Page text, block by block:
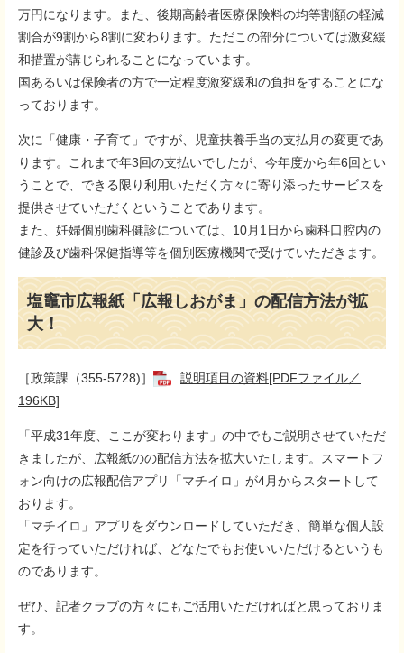
万円になります。また、後期高齢者医療保険料の均等割額の軽減
割合が9割から8割に変わります。ただこの部分については激変緩
和措置が講じられることになっています。
国あるいは保険者の方で一定程度激変緩和の負担をすることにな
っております。
次に「健康・子育て」ですが、児童扶養手当の支払月の変更であ
ります。これまで年3回の支払いでしたが、今年度から年6回とい
うことで、できる限り利用いただく方々に寄り添ったサービスを
提供させていただくということであります。
また、妊婦個別歯科健診については、10月1日から歯科口腔内の
健診及び歯科保健指導等を個別医療機関で受けていただきます。
塩竈市広報紙「広報しおがま」の配信方法が拡
大！
［政策課（355-5728)］
説明項目の資料[PDFファイル／
196KB]
「平成31年度、ここが変わります」の中でもご説明させていただ
きましたが、広報紙のの配信方法を拡大いたします。スマートフ
ォン向けの広報配信アプリ「マチイロ」が4月からスタートして
おります。
「マチイロ」アプリをダウンロードしていただき、簡単な個人設
定を行っていただければ、どなたでもお使いいただけるというも
のであります。
ぜひ、記者クラブの方々にもご活用いただければと思っておりま
す。